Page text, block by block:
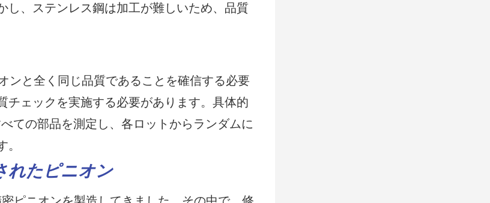
し、ステンレス鋼は加工が難しいため、品質
ンと全く同じ品質であることを確信する必要
チェックを実施する必要があります。具体的
ての部品を測定し、各ロットからランダムに
れたピニオン